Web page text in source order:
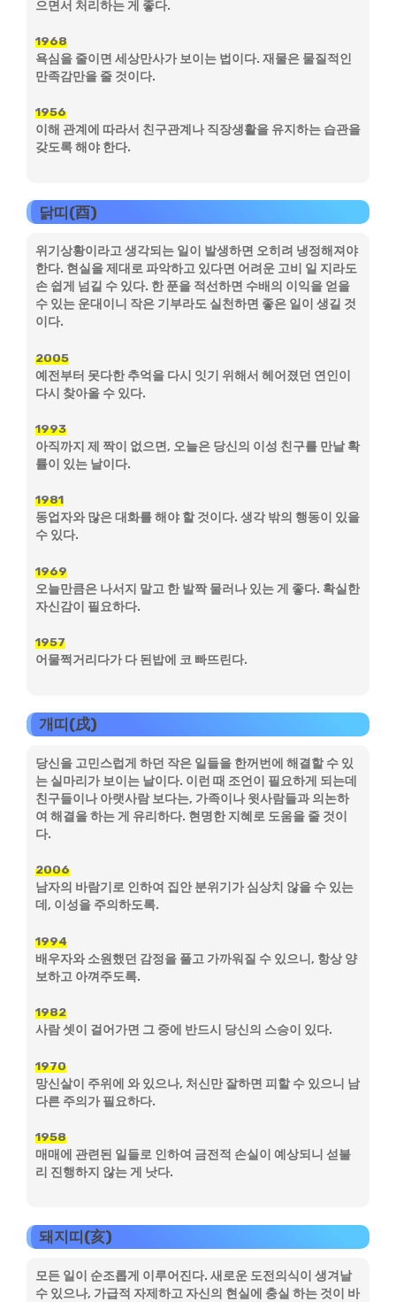
으면서 처리하는 게 좋다.
1968
욕심을 줄이면 세상만사가 보이는 법이다. 재물은 물질적인
만족감만을 줄 것이다.
1956
이해 관계에 따라서 친구관계나 직장생활을 유지하는 습관을
갖도록 해야 한다.
닭띠(酉)
위기상황이라고 생각되는 일이 발생하면 오히려 냉정해져야
한다. 현실을 제대로 파악하고 있다면 어려운 고비 일 지라도
손 쉽게 넘길 수 있다. 한 푼을 적선하면 수배의 이익을 얻을
수 있는 운대이니 작은 기부라도 실천하면 좋은 일이 생길 것
이다.
2005
예전부터 못다한 추억을 다시 잇기 위해서 헤어졌던 연인이
다시 찾아올 수 있다.
1993
아직까지 제 짝이 없으면, 오늘은 당신의 이성 친구를 만날 확
률이 있는 날이다.
1981
동업자와 많은 대화를 해야 할 것이다. 생각 밖의 행동이 있을
수 있다.
1969
오늘만큼은 나서지 말고 한 발짝 물러나 있는 게 좋다. 확실한
자신감이 필요하다.
1957
어물쩍거리다가 다 된밥에 코 빠뜨린다.
개띠(戌)
당신을 고민스럽게 하던 작은 일들을 한꺼번에 해결할 수 있
는 실마리가 보이는 날이다. 이런 때 조언이 필요하게 되는데
친구들이나 아랫사람 보다는, 가족이나 윗사람들과 의논하
여 해결을 하는 게 유리하다. 현명한 지혜로 도움을 줄 것이
다.
2006
남자의 바람기로 인하여 집안 분위기가 심상치 않을 수 있는
데, 이성을 주의하도록.
1994
배우자와 소원했던 감정을 풀고 가까워질 수 있으니, 항상 양
보하고 아껴주도록.
1982
사람 셋이 걸어가면 그 중에 반드시 당신의 스승이 있다.
1970
망신살이 주위에 와 있으나, 처신만 잘하면 피할 수 있으니 남
다른 주의가 필요하다.
1958
매매에 관련된 일들로 인하여 금전적 손실이 예상되니 섣불
리 진행하지 않는 게 낫다.
돼지띠(亥)
모든 일이 순조롭게 이루어진다. 새로운 도전의식이 생겨날
수 있으나, 가급적 자제하고 자신의 현실에 충실 하는 것이 바